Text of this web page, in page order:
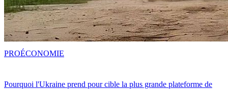
Pourquoi l'Ukraine prend pour cible la plus grande plateforme de
PROÉCONOMIE